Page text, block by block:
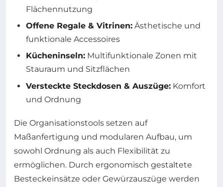
Flächennutzung
Offene Regale & Vitrinen: Ästhetische und
funktionale Accessoires
Kücheninseln: Multifunktionale Zonen mit
Stauraum und Sitzflächen
Versteckte Steckdosen & Auszüge: Komfort
und Ordnung
Die Organisationstools setzen auf
Maßanfertigung und modularen Aufbau, um
sowohl Ordnung als auch Flexibilität zu
ermöglichen. Durch ergonomisch gestaltete
Besteckeinsätze oder Gewürzauszüge werden